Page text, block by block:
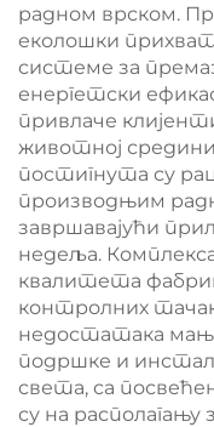
радном врском.
еколошки
системе за
енергетски
привлаче
животној
постигнута су
производњим
завршавајући
недеља.
квалитета
контролних
недостатака
подршке и
света, са
су на